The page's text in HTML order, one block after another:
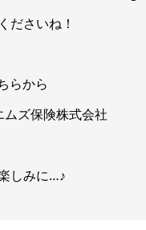
ださいね！
らから
ズ保険株式会社
しみに…♪